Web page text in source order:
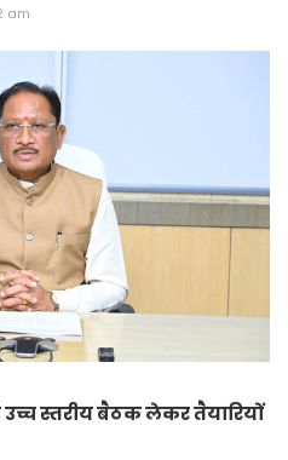
am
उच्च स्तरीय बैठक लेकर तैयारियों